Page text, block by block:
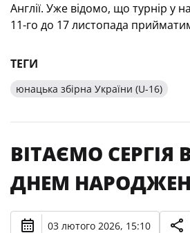
Англії. Уже відомо, що турнір у
11-го до 17 листопада
ТЕГИ
юнацька збірна України (U-16)
ВІТАЄМО
ДНЕМ
03 лютого 2026, 15:10